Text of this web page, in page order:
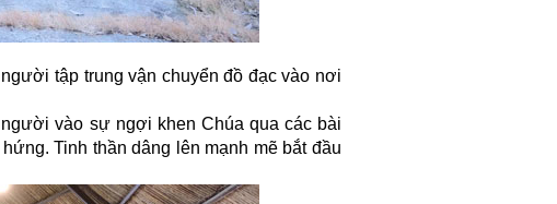
tập trung vận chuyển đồ đạc vào nơi
vào sự ngợi khen Chúa qua các bài
Tinh thần dâng lên mạnh mẽ bắt đầu